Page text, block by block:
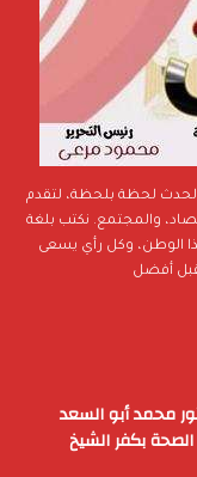
لحظة بلحظة، لتقدم
والمجتمع. نكتب بلغة
الوطن، وكل رأي يسعى
أفضل
محمد أبو السعد
الصحة بكفر الشيخ